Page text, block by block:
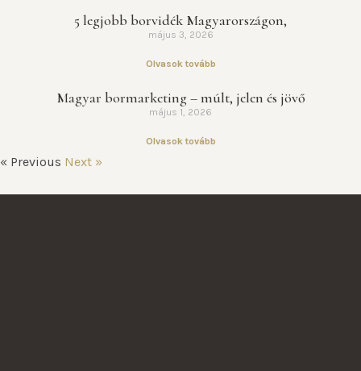
5 legjobb borvidék Magyarországon,
május 3, 2026
Olvasok tovább
Magyar bormarketing – múlt, jelen és jövő
május 1, 2026
Olvasok tovább
« Previous Next »